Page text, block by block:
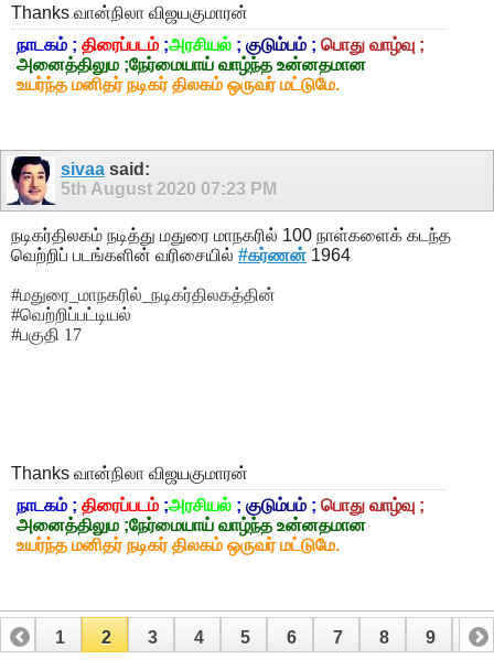
Thanks வான்நிலா விஜயகுமாரன்
நாடகம் ; திரைப்படம் ;அரசியல் ; குடும்பம் ; பொது வாழ்வு ;
அனைத்திலும ;நேர்மையாய் வாழ்ந்த உன்னதமான
உயர்ந்த மனிதர் நடிகர் திலகம் ஒருவர் மட்டுமே.
sivaa said:
5th August 2020 07:23 PM
நடிகர்திலகம் நடித்து மதுரை மாநகரில் 100 நாள்களைக் கடந்த
வெற்றிப் படங்களின் வரிசையில் #கர்ணன் 1964
#மதுரை_மாநகரில்_நடிகர்திலகத்தின்
#வெற்றிப்பட்டியல்
#பகுதி 17
Thanks வான்நிலா விஜயகுமாரன்
நாடகம் ; திரைப்படம் ;அரசியல் ; குடும்பம் ; பொது வாழ்வு ;
அனைத்திலும ;நேர்மையாய் வாழ்ந்த உன்னதமான
உயர்ந்த மனிதர் நடிகர் திலகம் ஒருவர் மட்டுமே.
1 2 3 4 5 6 7 8 9 10